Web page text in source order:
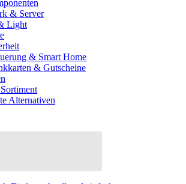
& Server
Light
& Smart Home
& Gutscheine
Alternativen